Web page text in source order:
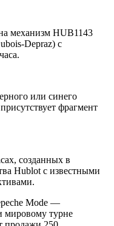
механизм HUB1143
Depraz) с
или синего
фрагмент
созданных в
Hublot с известными
Mode —
мировому турне